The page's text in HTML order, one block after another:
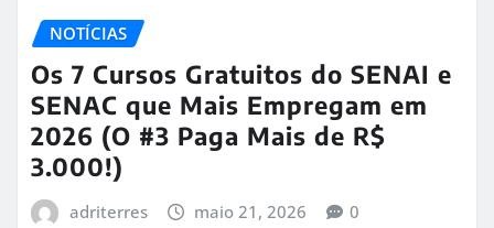
NOTÍCIAS
Os 7 Cursos Gratuitos do SENAI e
SENAC que Mais Empregam em
2026 (O #3 Paga Mais de R$
3.000!)
adriterres maio 21, 2026 0